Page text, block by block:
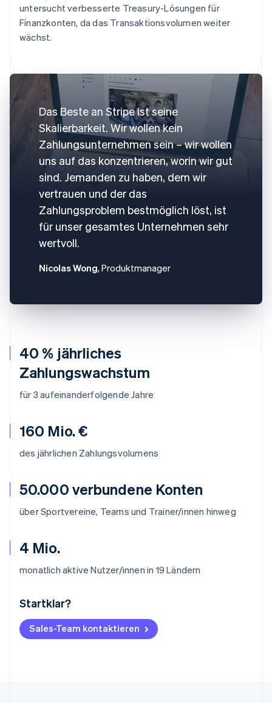
40 % jährliches
Zahlungswachstum
für 3 aufeinanderfolgende Jahre
160 Mio. €
des jährlichen Zahlungsvolumens
50.000 verbundene Konten
über Sportvereine, Teams und Trainer/innen hinweg
4 Mio.
monatlich aktive Nutzer/innen in 19 Ländern
Startklar?
Sales-Team kontaktieren
untersucht verbesserte Treasury-Lösungen für
Finanzkonten, da das Transaktionsvolumen weiter
wächst.
Das Beste an Stripe ist seine
Skalierbarkeit. Wir wollen kein
Zahlungsunternehmen sein – wir wollen
uns auf das konzentrieren, worin wir gut
sind. Jemanden zu haben, dem wir
vertrauen und der das
Zahlungsproblem bestmöglich löst, ist
für unser gesamtes Unternehmen sehr
wertvoll.
Nicolas Wong, Produktmanager
Australien
Belgien
NederlandsFrançaisDeutschEnglish